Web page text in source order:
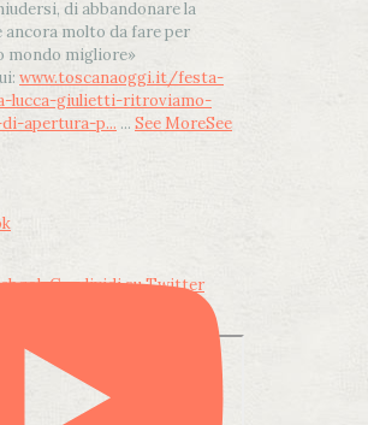
di abbandonare la
ancora molto da fare per
mondo migliore»
www.toscanaoggi.it/festa-
lucca-giulietti-ritroviamo-
apertura-p... ... See MoreSee
Condividi su Twitter